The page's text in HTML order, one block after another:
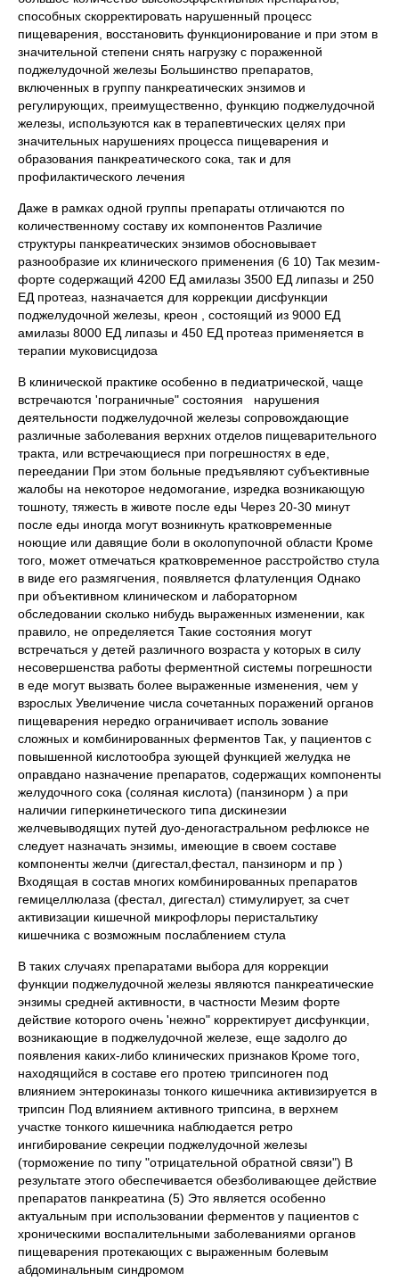
способных скорректировать нарушенный процесс
пищеварения, восстановить функционирование и при этом в
значительной степени снять нагрузку с пораженной
поджелудочной железы Большинство препаратов,
включенных в группу панкреатических энзимов и
регулирующих, преимущественно, функцию поджелудочной
железы, используются как в терапевтических целях при
значительных нарушениях процесса пищеварения и
образования панкреатического сока, так и для
профилактического лечения
Даже в рамках одной группы препараты отличаются по
количественному составу их компонентов Различие
структуры панкреатических энзимов обосновывает
разнообразие их клинического применения (6 10) Так мезим-
форте содержащий 4200 ЕД амилазы 3500 ЕД липазы и 250
ЕД протеаз, назначается для коррекции дисфункции
поджелудочной железы, креон , состоящий из 9000 ЕД
амилазы 8000 ЕД липазы и 450 ЕД протеаз применяется в
терапии муковисцидоза
В клинической практике особенно в педиатрической, чаще
встречаются 'пограничные" состояния нарушения
деятельности поджелудочной железы сопровождающие
различные заболевания верхних отделов пищеварительного
тракта, или встречающиеся при погрешностях в еде,
переедании При этом больные предъявляют субъективные
жалобы на некоторое недомогание, изредка возникающую
тошноту, тяжесть в животе после еды Через 20-30 минут
после еды иногда могут возникнуть кратковременные
ноющие или давящие боли в околопупочной области Кроме
того, может отмечаться кратковременное расстройство стула
в виде его размягчения, появляется флатуленция Однако
при объективном клиническом и лабораторном
обследовании сколько нибудь выраженных изменении, как
правило, не определяется Такие состояния могут
встречаться у детей различного возраста у которых в силу
несовершенства работы ферментной системы погрешности
в еде могут вызвать более выраженные изменения, чем у
взрослых Увеличение числа сочетанных поражений органов
пищеварения нередко ограничивает исполь зование
сложных и комбинированных ферментов Так, у пациентов с
повышенной кислотообра зующей функцией желудка не
оправдано назначение препаратов, содержащих компоненты
желудочного сока (соляная кислота) (панзинорм ) а при
наличии гиперкинетического типа дискинезии
желчевыводящих путей дуо-деногастральном рефлюксе не
следует назначать энзимы, имеющие в своем составе
компоненты желчи (дигестал,фестал, панзинорм и пр )
Входящая в состав многих комбинированных препаратов
гемицеллюлаза (фестал, дигестал) стимулирует, за счет
активизации кишечной микрофлоры перистальтику
кишечника с возможным послаблением стула
В таких случаях препаратами выбора для коррекции
функции поджелудочной железы являются панкреатические
энзимы средней активности, в частности Мезим форте
действие которого очень 'нежно" корректирует дисфункции,
возникающие в поджелудочной железе, еще задолго до
появления каких-либо клинических признаков Кроме того,
находящийся в составе его протею трипсиноген под
влиянием энтерокиназы тонкого кишечника активизируется в
трипсин Под влиянием активного трипсина, в верхнем
участке тонкого кишечника наблюдается ретро
ингибирование секреции поджелудочной железы
(торможение по типу "отрицательной обратной связи") В
результате этого обеспечивается обезболивающее действие
препаратов панкреатина (5) Это является особенно
актуальным при использовании ферментов у пациентов с
хроническими воспалительными заболеваниями органов
пищеварения протекающих с выраженным болевым
абдоминальным синдромом